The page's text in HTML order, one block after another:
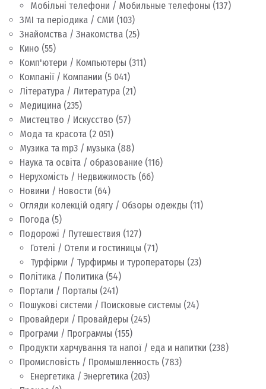
Мобільні телефони / Мобильные телефоны (137)
ЗМІ та періодика / СМИ (103)
Знайомства / Знакомства (25)
Кино (55)
Комп'ютери / Компьютеры (311)
Компанії / Компании (5 041)
Література / Литература (21)
Медицина (235)
Мистецтво / Искусство (57)
Мода та красота (2 051)
Музика та mp3 / музыка (88)
Наука та освіта / образование (116)
Нерухомість / Недвижимость (66)
Новини / Новости (64)
Огляди колекцій одягу / Обзоры одежды (11)
Погода (5)
Подорожі / Путешествия (127)
Готелі / Отели и гостиницы (71)
Турфірми / Турфирмы и туроператоры (23)
Політика / Политика (54)
Портали / Порталы (241)
Пошукові системи / Поисковые системы (24)
Провайдери / Провайдеры (245)
Програми / Программы (155)
Продукти харчування та напої / еда и напитки (238)
Промисловість / Промышленность (783)
Енергетика / Энергетика (203)